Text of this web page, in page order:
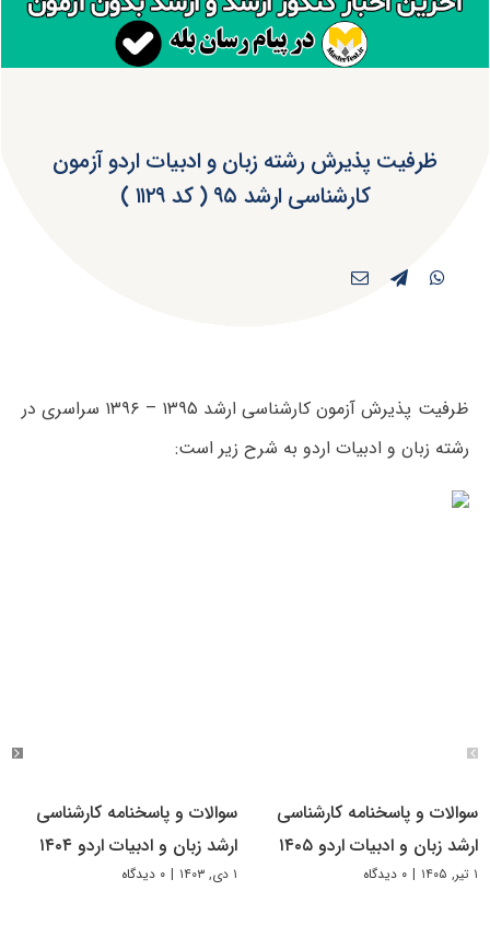
ظرفیت پذیرش رشته زبان و ادبیات اردو آزمون
کارشناسی ارشد ۹۵ ( کد ۱۱۲۹ )
ظرفیت پذیرش آزمون کارشناسی ارشد ۱۳۹۵ – ۱۳۹۶ سراسری در
رشته زبان و ادبیات اردو به شرح زیر است:
سوالات و پاسخنامه کارشناسی
ارشد زبان و ادبیات اردو ۱۴۰۵
۱ تیر, ۱۴۰۵ | ۰ دیدگاه
سوالات و پاسخنامه کارشناسی
ارشد زبان و ادبیات اردو ۱۴۰۴
۱ دی, ۱۴۰۳ | ۰ دیدگاه